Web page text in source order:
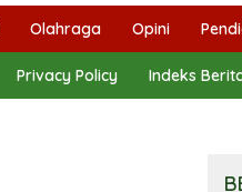
Olahraga Opini
Privacy Policy Indeks